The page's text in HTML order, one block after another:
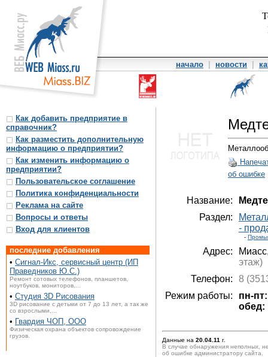
начало новости
Как добавить предприятие в
справочник?
Как разместить дополнительную
информацию о предприятии?
Как изменить информацию о
предприятии?
Пользовательское соглашение
Политика конфиденциальности
Реклама на сайте
Вопросы и ответы
Вход для клиентов
последние добавления
• Сигнал-Икс, сервисный центр (ИП
Праведников Ю.С.)
Ремонт сотовых телефонов, планшетов,
ноутбуков, мониторов,...
• Студия 3D Рисования
3D рисование с детьми от 7 до 13 лет, а так же
со взрослыми,...
• Гвардия ЧОП, ООО
Физическая охрана объектов сопровождение
грузов.
об ошибке
Название:
Раздел:
-
-
Адрес:
этаж)
Телефон:
8
Режим работы:
пн-
обед:
Данные на 20.04.11 г.
В случае обнаружения неполных,
об ошибке администратору сайта.